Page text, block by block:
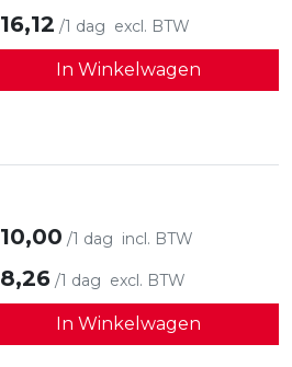
16,12 /1 dag excl. BTW
In Winkelwagen
10,00 /1 dag incl. BTW
8,26 /1 dag excl. BTW
In Winkelwagen